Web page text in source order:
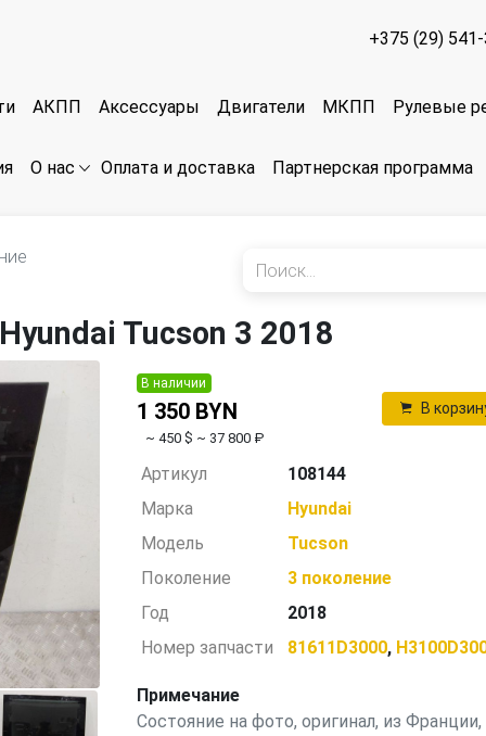
+375 (29)
АКПП Аксессуары Двигатели МКПП Рулевые
О нас Оплата и доставка Партнерская программа
Tucson 3 2018
В наличии
1 350 BYN
~ 450 $ ~ 37 800 ₽
В
Артикул
108144
Марка
Hyundai
Модель
Tucson
Поколение
3 поколение
Год
2018
Номер запчасти
81611D3000,
Примечание
Состояние на фото, оригинал, из Франции,